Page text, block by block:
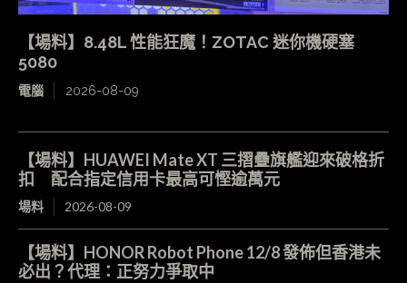
【場料】8.48L 性能狂魔！ZOTAC 迷你機硬塞
5080
電腦 2026-08-09
【場料】HUAWEI Mate XT 三摺疊旗艦迎來破格折
扣 配合指定信用卡最高可慳逾萬元
場料 2026-08-09
【場料】HONOR Robot Phone 12/8 發佈但香港未
必出？代理：正努力爭取中